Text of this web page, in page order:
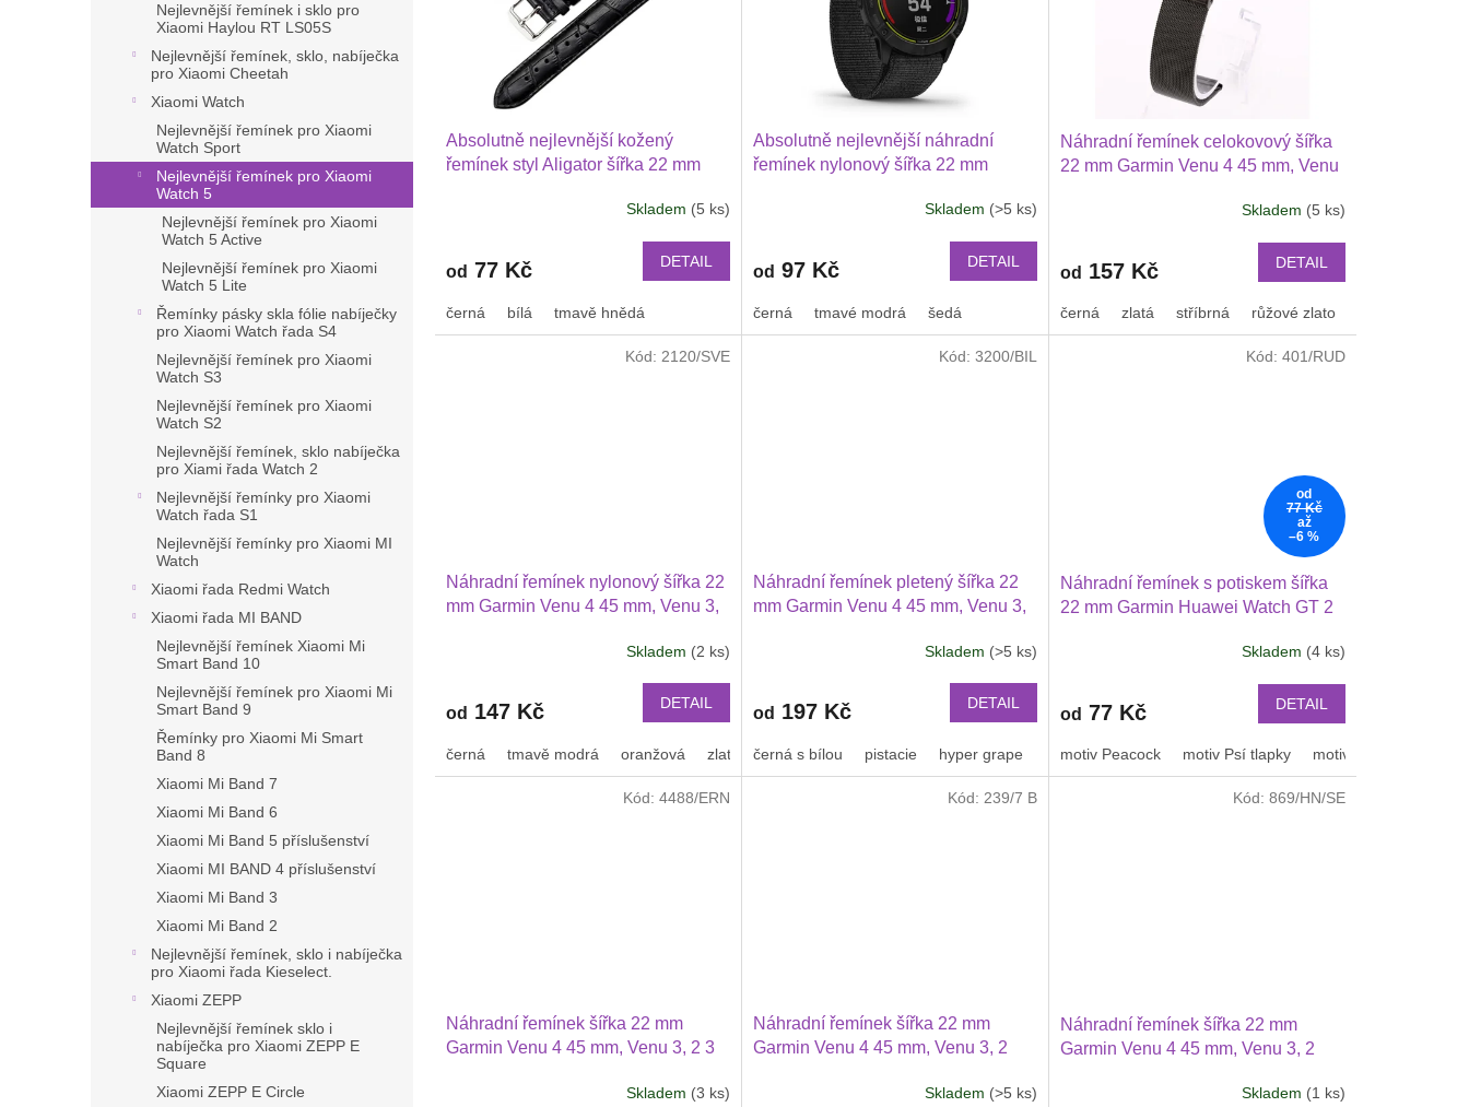
Nejlevnější řemínek i sklo pro
Xiaomi Haylou RT LS05S
Nejlevnější řemínek, sklo, nabíječka
pro Xiaomi Cheetah
Xiaomi Watch
Nejlevnější řemínek pro Xiaomi
Watch Sport
Nejlevnější řemínek pro Xiaomi
Watch 5
Nejlevnější řemínek pro Xiaomi
Watch 5 Active
Nejlevnější řemínek pro Xiaomi
Watch 5 Lite
Řemínky pásky skla fólie nabíječky
pro Xiaomi Watch řada S4
Nejlevnější řemínek pro Xiaomi
Watch S3
Nejlevnější řemínek pro Xiaomi
Watch S2
Nejlevnější řemínek, sklo nabíječka
pro Xiami řada Watch 2
Nejlevnější řemínky pro Xiaomi
Watch řada S1
Nejlevnější řemínky pro Xiaomi MI
Watch
Xiaomi řada Redmi Watch
Xiaomi řada MI BAND
Nejlevnější řemínek Xiaomi Mi
Smart Band 10
Nejlevnější řemínek pro Xiaomi Mi
Smart Band 9
Řemínky pro Xiaomi Mi Smart
Band 8
Xiaomi Mi Band 7
Xiaomi Mi Band 6
Xiaomi Mi Band 5 příslušenství
Xiaomi MI BAND 4 příslušenství
Xiaomi Mi Band 3
Xiaomi Mi Band 2
Nejlevnější řemínek, sklo i nabíječka
pro Xiaomi řada Kieselect.
Xiaomi ZEPP
Nejlevnější řemínek sklo i
nabíječka pro Xiaomi ZEPP E
Square
Xiaomi ZEPP E Circle
Absolutně nejlevnější kožený
řemínek styl Aligator šířka 22 mm
Watch GT 2 PRO Xiaomi GTS GTR
Skladem (5 ks)
od 77 Kč DETAIL
černá bílá tmavě hnědá
Absolutně nejlevnější náhradní
řemínek nylonový šířka 22 mm
Huawei Watch GT 6 5 4 3 2 46 mm
nylonový 2211
Skladem (>5 ks)
od 97 Kč DETAIL
černá tmavé modrá šedá
Náhradní řemínek celokovový šířka
22 mm Garmin Venu 4 45 mm, Venu
mm PRO Xiaomi GTR 47 mm a další
Skladem (5 ks)
od 157 Kč DETAIL
černá zlatá stříbrná růžové zlato
Náhradní řemínek nylonový šířka 22
mm Garmin Venu 4 45 mm, Venu 3,
PRO Xiaomi GTR 47 mm a další
Skladem (2 ks)
od 147 Kč DETAIL
černá tmavě modrá oranžová zlatá oranžová s černým proužkem tmavě zelená kovově šedá Pruhy duha černošedý
Kód: 2120/SVE
Náhradní řemínek pletený šířka 22
mm Garmin Venu 4 45 mm, Venu 3,
PRO Xiaomi GTR 47 mm a další
je
z
5
Skladem (>5 ks)
od 197 Kč DETAIL
černá s bílou pistacie hyper grape nebeská modrá
Kód: 3200/BIL
od
77 Kč
až
–6 %
Náhradní řemínek s potiskem šířka
22 mm Garmin Huawei Watch GT 2
Skladem (4 ks)
od 77 Kč DETAIL
motiv Peacock motiv Psí tlapky motiv leopard
Kód: 401/RUD
Náhradní řemínek šířka 22 mm
Garmin Venu 4 45 mm, Venu 3, 2 3
GTR 47 mm a další 2214Skladem (3 ks)
Kód: 4488/ERN
Náhradní řemínek šířka 22 mm
Garmin Venu 4 45 mm, Venu 3, 2
PRO, GT 4 PRO Xiaomi GTR 47
Skladem (>5 ks)
Kód: 239/7 B
Náhradní řemínek šířka 22 mm
Garmin Venu 4 45 mm, Venu 3, 2
mmPRO Xiaomi GTS GTR 42 mm
Skladem (1 ks)
Kód: 869/HN/SE